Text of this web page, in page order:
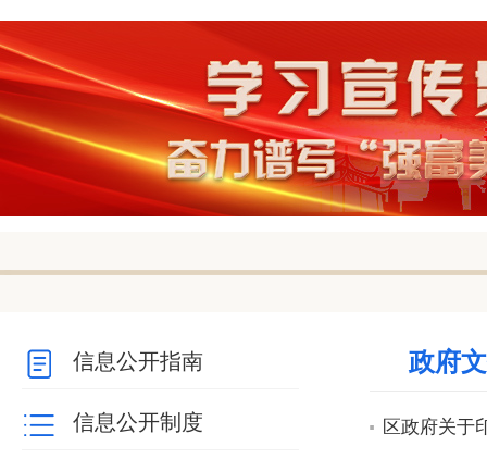
null
null
null
null
null
null
信息公开指南
信息公开制度
政府
区政府关于